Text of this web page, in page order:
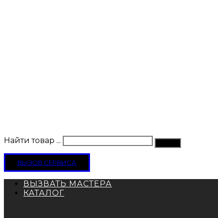
Найти товар ...
ВЫЗОВ СЕРВИСА
ВЫЗВАТЬ МАСТЕРА
КАТАЛОГ